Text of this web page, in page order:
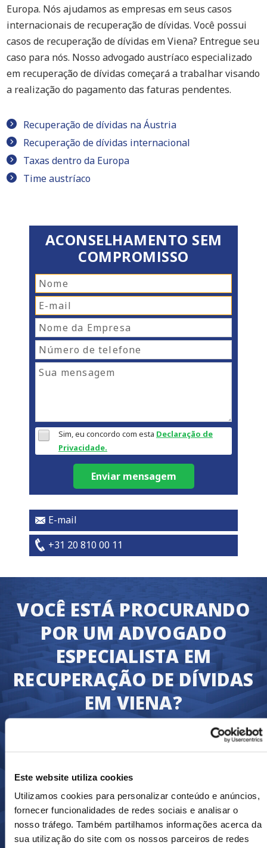
Este website utiliza cookies
Utilizamos cookies para personalizar conteúdo e anúncios,
fornecer funcionalidades de redes sociais e analisar o
nosso tráfego. Também partilhamos informações acerca da
sua utilização do site com os nossos parceiros de redes
Europa. Nós ajudamos as empresas em seus casos
internacionais de recuperação de dívidas. Você possui
casos de recuperação de dívidas em Viena? Entregue seu
caso para nós. Nosso advogado austríaco especializado
em recuperação de dívidas começará a trabalhar visando
a realização do pagamento das faturas pendentes.
Recuperação de dívidas na Áustria
Recuperação de dívidas internacional
Taxas dentro da Europa
Time austríaco
ACONSELHAMENTO SEM
COMPROMISSO
Sim, eu concordo com esta Declaração de
Privacidade.
Enviar mensagem
E-mail
+31 20 810 00 11
VOCÊ ESTÁ PROCURANDO
POR UM ADVOGADO
ESPECIALISTA EM
RECUPERAÇÃO DE DÍVIDAS
EM VIENA?
Nós garantiremos que você receberá
àquilo a que você tem direito rapidamente,
Transfira o seu caso de cobrança de dívidas
hoje e nós começaremos imediatamente o
processo de recuperação de dívidas.